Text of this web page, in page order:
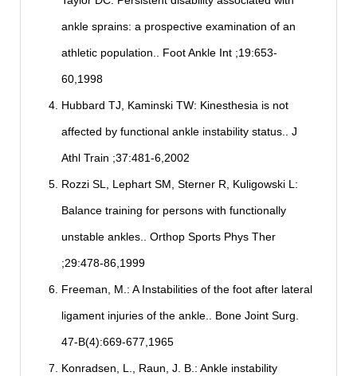
ankle sprains: a prospective examination of an
athletic population.. Foot Ankle Int ;19:653-
60,1998
Hubbard TJ, Kaminski TW: Kinesthesia is not
affected by functional ankle instability status.. J
Athl Train ;37:481-6,2002
Rozzi SL, Lephart SM, Sterner R, Kuligowski L:
Balance training for persons with functionally
unstable ankles.. Orthop Sports Phys Ther
;29:478-86,1999
Freeman, M.: A Instabilities of the foot after lateral
ligament injuries of the ankle.. Bone Joint Surg.
47-B(4):669-677,1965
Konradsen, L., Raun, J. B.: Ankle instability